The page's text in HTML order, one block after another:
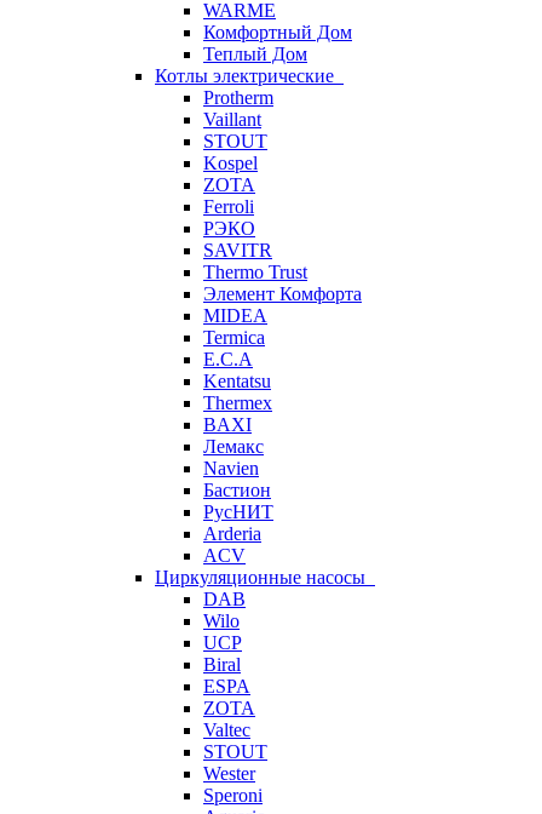
WARME
Комфортный Дом
Теплый Дом
Котлы электрические
Protherm
Vaillant
STOUT
Kospel
ZOTA
Ferroli
РЭКО
SAVITR
Thermo Trust
Элемент Комфорта
MIDEA
Termica
E.C.A
Kentatsu
Thermex
BAXI
Лемакс
Navien
Бастион
РусНИТ
Arderia
ACV
Циркуляционные насосы
DAB
Wilo
UCP
Biral
ESPA
ZOTA
Valtec
STOUT
Wester
Speroni